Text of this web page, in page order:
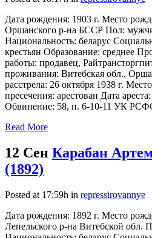
Дата рождения: 1903 г. Место
Оршанского р-на БССР Пол:
Национальность: беларус
крестьян Образование: среднее
работы: продавец,
проживания: Витебская обл.,
расстрела: 26 октября 1938 г.
пресечения: арестован Дата
Обвинение: 58, п. 6-10-11 УК
Read More
12 Сен Карабан
(1892)
Posted at 17:59h in repressirovannye
Дата рождения: 1892 г. Место
Лепельского р-на Витебской обл.